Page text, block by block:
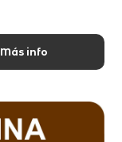
Más info